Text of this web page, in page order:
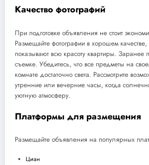
Качество фотографий
При подготовке объявления не стоит
Размещайте фотографии в хорошем
показывают всю красоту квартиры. Заранее
съемке. Убедитесь, что все предметы на
комнате достаточно света. Рассмотрите
утренние или вечерние часы, когда
уютную атмосферу.
Платформы для размещения
Размещайте объявления на популярных
Циан